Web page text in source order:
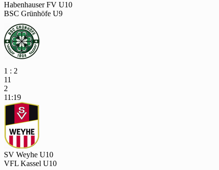
Habenhauser FV U10
BSC Grünhöfe U9
1 : 2
11
2
11:19
SV Weyhe U10
VFL Kassel U10